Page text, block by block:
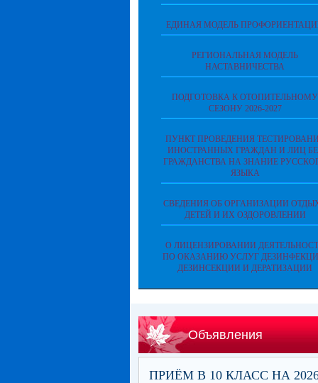
ЕДИНАЯ МОДЕЛЬ
РЕГИОНАЛЬНАЯ МОДЕЛЬ
НАСТАВНИЧЕСТВА
ПОДГОТОВКА К ОТОПИТЕЛЬНОМУ
СЕЗОНУ 2026-2027
ПУНКТ ПРОВЕДЕНИЯ
ИНОСТРАННЫХ ГРАЖДАН И ЛИЦ
ГРАЖДАНСТВА НА ЗНАНИЕ
ЯЗЫКА
СВЕДЕНИЯ ОБ ОРГАНИЗАЦИИ
ДЕТЕЙ И ИХ ОЗДОРОВЛЕНИИ
О ЛИЦЕНЗИРОВАНИИ
ПО ОКАЗАНИЮ УСЛУГ
ДЕЗИНСЕКЦИИ И ДЕРАТИЗАЦИИ
Объявления
ПРИЁМ В 10 КЛАСС НА